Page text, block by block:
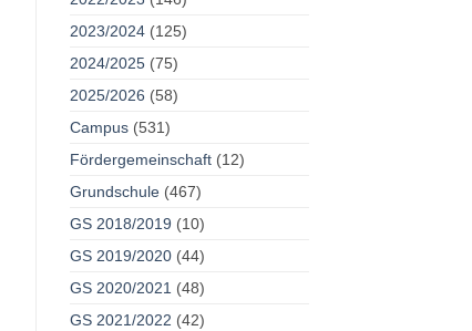
2023/2024(125)
2024/2025(75)
2025/2026 (58)
Campus(531)
Fördergemeinschaft(12)
Grundschule(467)
GS 2018/2019 (10)
GS 2019/2020(44)
GS 2020/2021 (48)
GS 2021/2022 (42)